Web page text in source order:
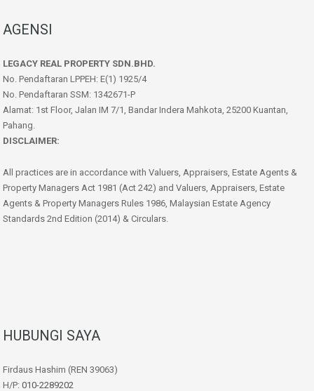
AGENSI
LEGACY REAL PROPERTY SDN.BHD.
No. Pendaftaran LPPEH: E(1) 1925/4
No. Pendaftaran SSM: 1342671-P
Alamat: 1st Floor, Jalan IM 7/1, Bandar Indera Mahkota, 25200 Kuantan,
Pahang.
DISCLAIMER:
All practices are in accordance with Valuers, Appraisers, Estate Agents &
Property Managers Act 1981 (Act 242) and Valuers, Appraisers, Estate
Agents & Property Managers Rules 1986, Malaysian Estate Agency
Standards 2nd Edition (2014) & Circulars.
HUBUNGI SAYA
Firdaus Hashim (REN 39063)
H/P: 010-2289202